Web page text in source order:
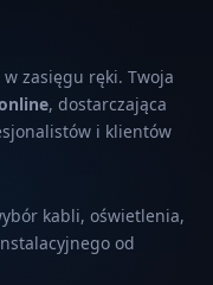
zasięgu ręki. Twoja
, dostarczająca
i klientów
kabli, oświetlenia,
od